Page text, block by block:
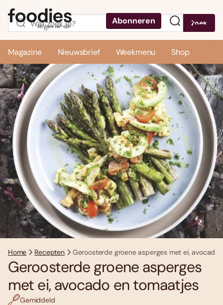
Abonneren Zoek
Magazine Nieuwsbrief Weekmenu Shop
Home Recepten Geroosterde groene asperges met ei, avocado
Geroosterde groene asperges
met ei, avocado en tomaatjes
Gemiddeld